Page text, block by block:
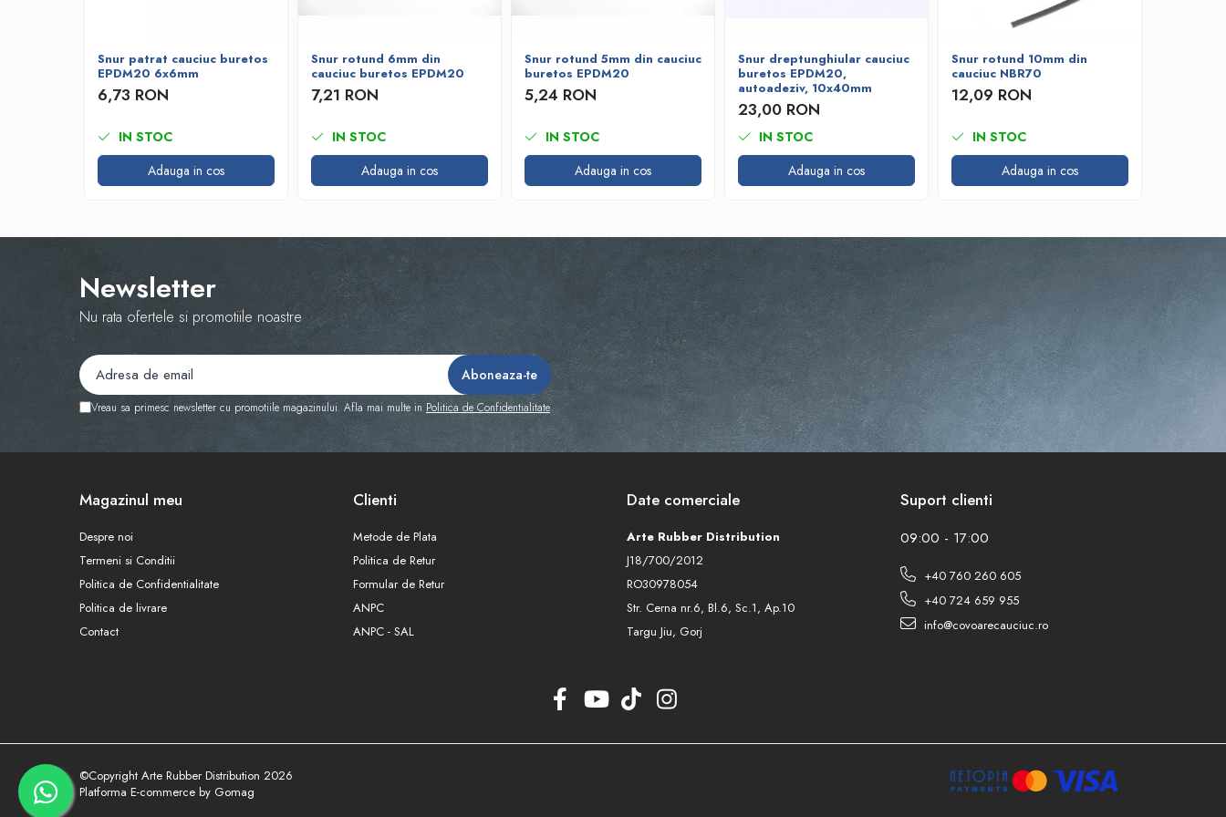
Produse Siguranta Traficului
Stalpi pietonali
Conuri reflectorizante
Limitatore de viteza
Covorase de intrare
Promotii
Snur patrat cauciuc buretos
EPDM20 6x6mm
6,73 RON
IN STOC
Adauga in cos
Snur rotund 6mm din
cauciuc buretos EPDM20
7,21 RON
IN STOC
Adauga in cos
Snur rotund 5mm din cauciuc
buretos EPDM20
5,24 RON
IN STOC
Adauga in cos
Snur dreptunghiular cauciuc
buretos EPDM20,
autoadeziv, 10x40mm
23,00 RON
IN STOC
Adauga in cos
Snur rotund 10mm din
cauciuc NBR70
12,09 RON
IN STOC
Adauga in cos
Newsletter
Nu rata ofertele si promotiile noastre
Vreau sa primesc newsletter cu promotiile magazinului. Afla mai multe in Politica de Confidentialitate
Magazinul meu
Despre noi
Termeni si Conditii
Politica de Confidentialitate
Politica de livrare
Contact
Clienti
Metode de Plata
Politica de Retur
Formular de Retur
ANPC
ANPC - SAL
Date comerciale
Arte Rubber Distribution
J18/700/2012
RO30978054
Str. Cerna nr.6, Bl.6, Sc.1, Ap.10
Targu Jiu, Gorj
Suport clienti
09:00 - 17:00
+40 760 260 605
+40 724 659 955
info@covoarecauciuc.ro
©Copyright Arte Rubber Distribution 2026
Platforma E-commerce by Gomag